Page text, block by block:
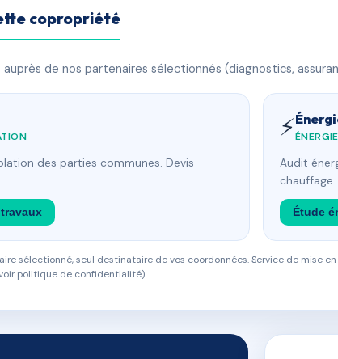
copropriété
de nos partenaires sélectionnés (diagnostics,
des parties communes. Devis
⚡ÉNERGIE
Audit
chauffage.
Étude
sélectionné, seul destinataire de vos coordonnées. Service de mise
politique de confidentialité).